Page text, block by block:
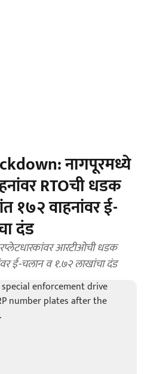
नागपूरमध्ये
RTOची धडक
१७२ वाहनांवर ई-
दंड
आरटीओची धडक
ई-चलान व १.७२ लाखांचा दंड